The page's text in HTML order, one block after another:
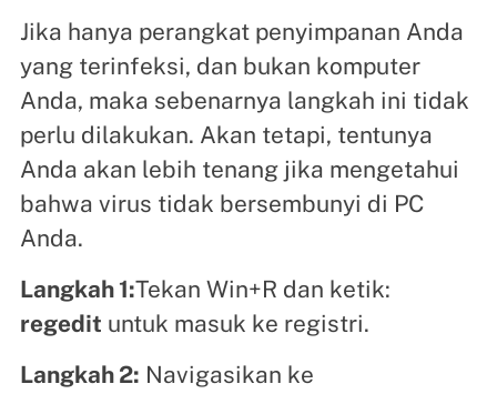
Jika hanya perangkat penyimpanan Anda
yang terinfeksi, dan bukan komputer
Anda, maka sebenarnya langkah ini tidak
perlu dilakukan. Akan tetapi, tentunya
Anda akan lebih tenang jika mengetahui
bahwa virus tidak bersembunyi di PC
Anda.
Langkah 1:Tekan Win+R dan ketik:
regedit untuk masuk ke registri.
Langkah 2: Navigasikan ke